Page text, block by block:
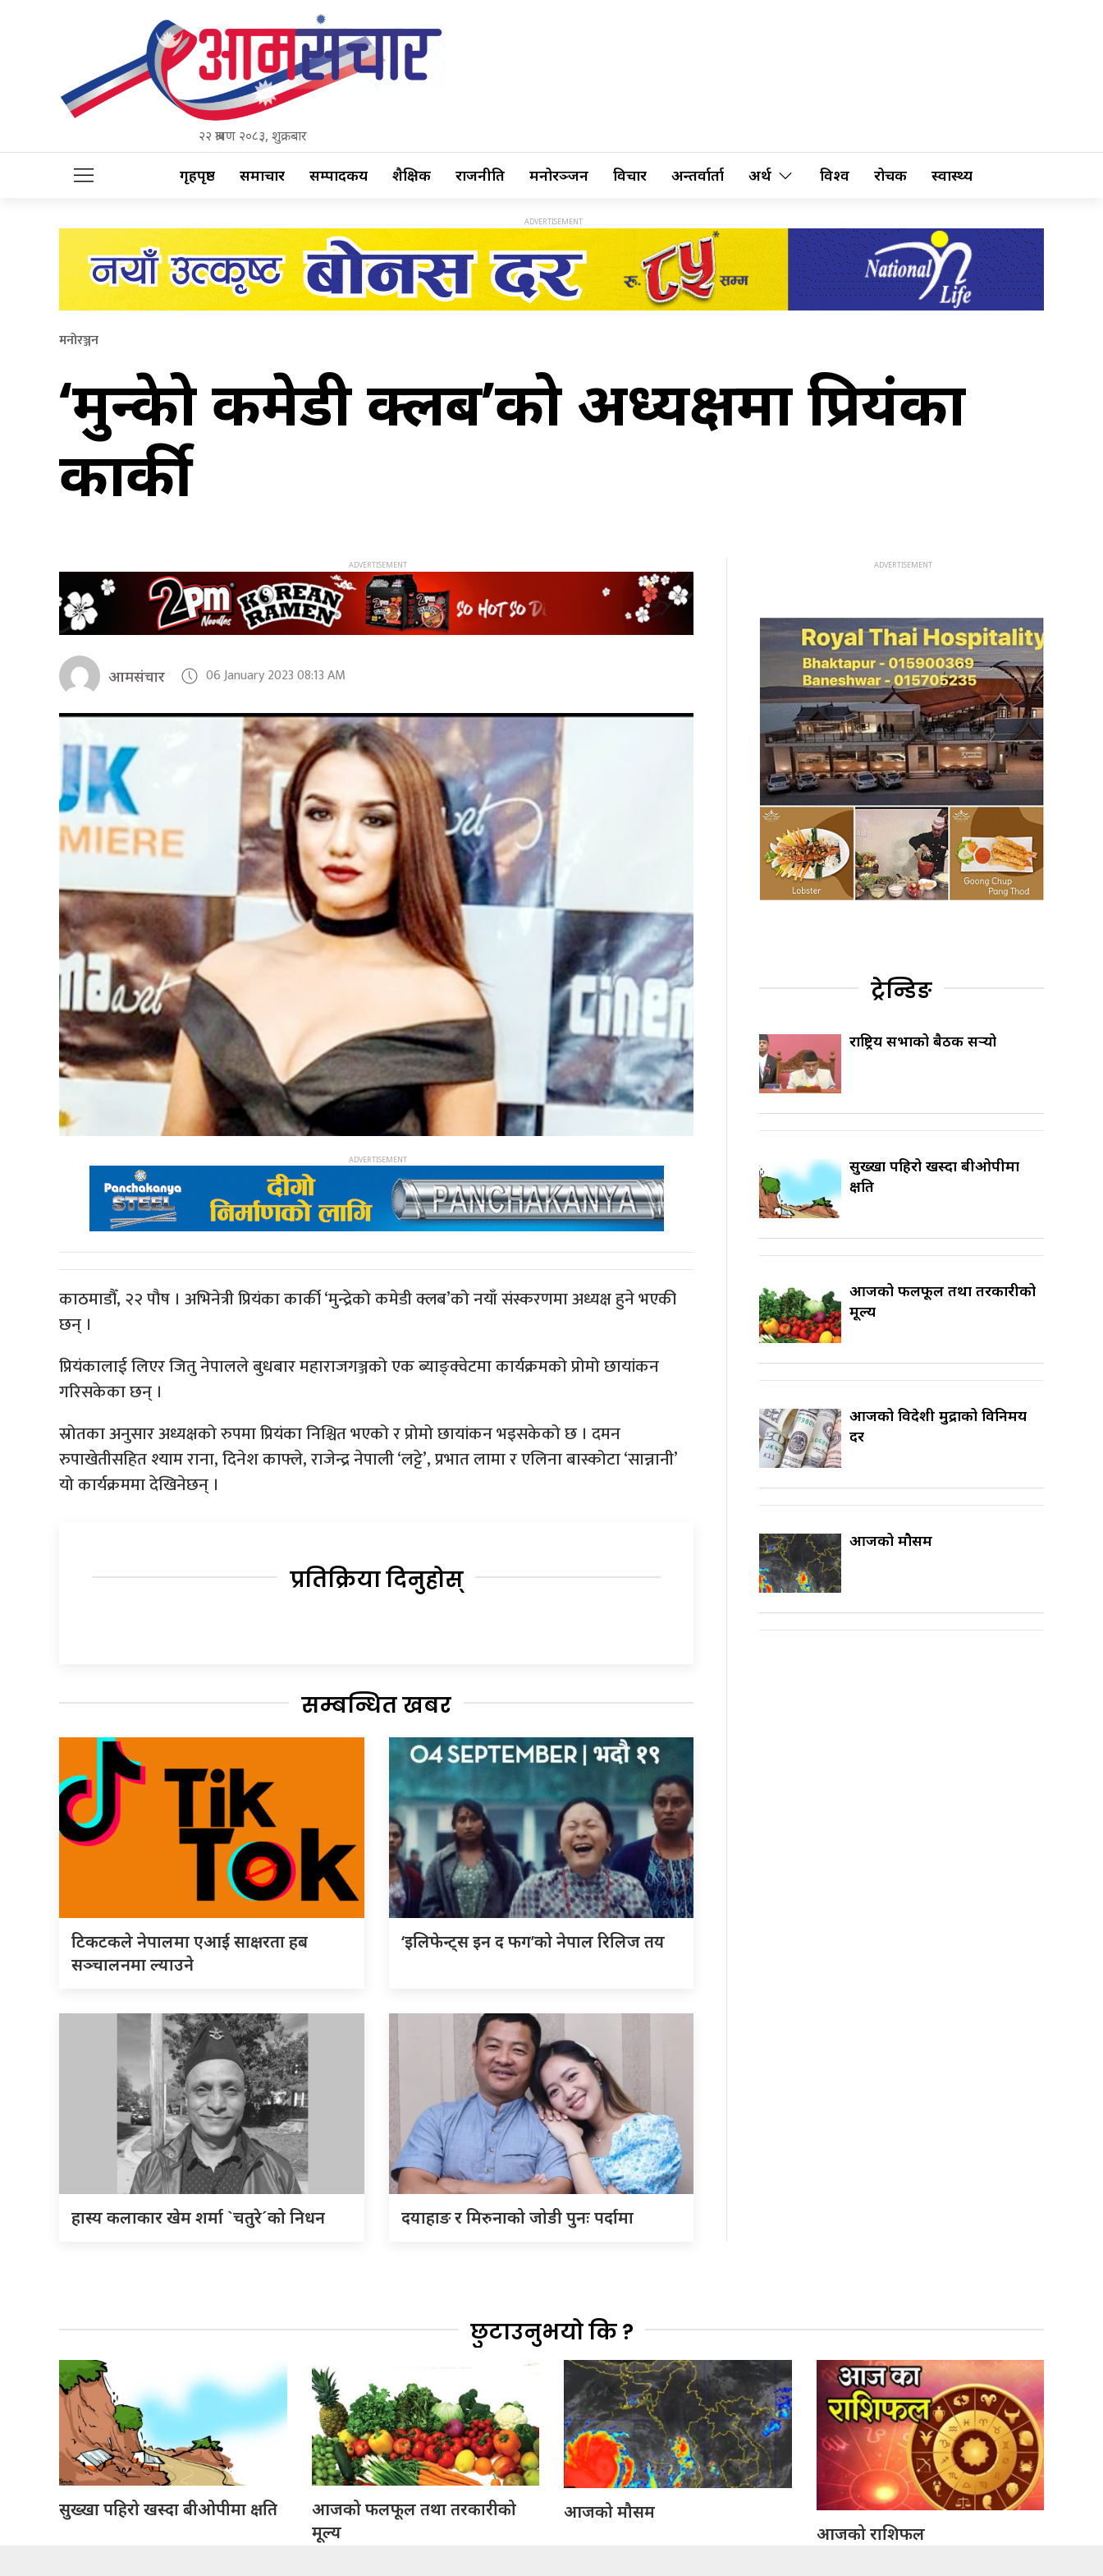
२२ श्रावण २०८३, शुक्रबार
गृहपृष्ठ समाचार सम्पादकीय शैक्षिक राजनीति मनोरञ्जन विचार अन्तर्वार्ता अर्थ विश्व रोचक स्वास्थ्य
मनोरञ्जन
‘मुन्द्रेको कमेडी क्लब’को अध्यक्षमा प्रियंका
कार्की
आमसंचार 06 January 2023 08:13 AM
काठमाडौँ, २२ पौष । अभिनेत्री प्रियंका कार्की ‘मुन्द्रेको कमेडी क्लब’को नयाँ संस्करणमा अध्यक्ष हुने भएकी
छन् ।
प्रियंकालाई लिएर जितु नेपालले बुधबार महाराजगञ्जको एक ब्याङ्क्वेटमा कार्यक्रमको प्रोमो छायांकन
गरिसकेका छन् ।
स्रोतका अनुसार अध्यक्षको रुपमा प्रियंका निश्चित भएको र प्रोमो छायांकन भइसकेको छ । दमन
रुपाखेतीसहित श्याम राना, दिनेश काफ्ले, राजेन्द्र नेपाली ‘लट्टे’, प्रभात लामा र एलिना बास्कोटा ‘सान्नानी’
यो कार्यक्रममा देखिनेछन् ।
प्रतिक्रिया दिनुहोस्
सम्बन्धित खबर
टिकटकले नेपालमा एआई साक्षरता हब
सञ्चालनमा ल्याउने
‘इलिफेन्ट्स इन द फग’को नेपाल रिलिज तय
हास्य कलाकार खेम शर्मा `चतुरे´को निधन दयाहाङ र मिरुनाको जोडी पुनः पर्दामा
ट्रेन्डिङ
राष्ट्रिय सभाको बैठक सर्‍यो
सुख्खा पहिरो खस्दा बीओपीमा
क्षति
आजको फलफूल तथा तरकारीको
मूल्य
आजको विदेशी मुद्राको विनिमय
दर
आजको मौसम
छुटाउनुभयो कि ?
सुख्खा पहिरो खस्दा बीओपीमा क्षति
आजको फलफूल तथा तरकारीको
मूल्य
आजको मौसम
आजको राशिफल